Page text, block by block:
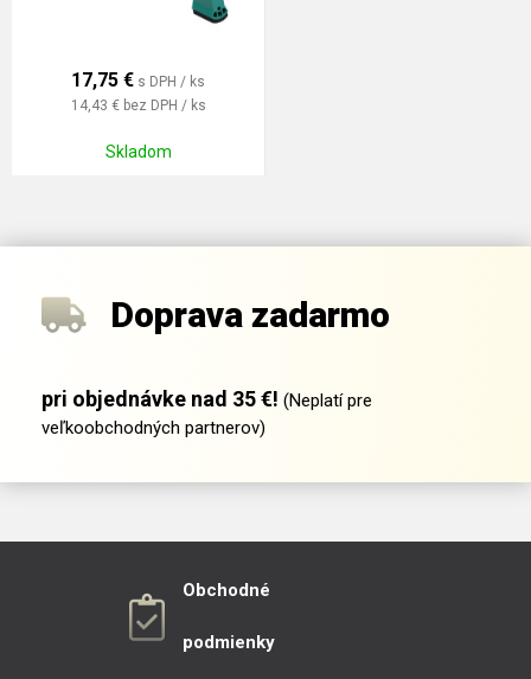
17,75 € s DPH / ks
14,43 € bez DPH / ks
Skladom
Doprava zadarmo
pri objednávke nad 35 €! (Neplatí pre
veľkoobchodných partnerov)
Obchodné
podmienky